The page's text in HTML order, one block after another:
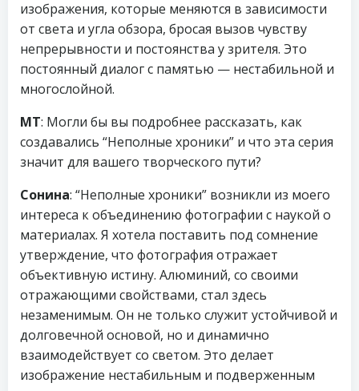
изображения, которые меняются в зависимости
от света и угла обзора, бросая вызов чувству
непрерывности и постоянства у зрителя. Это
постоянный диалог с памятью — нестабильной и
многослойной.
МТ: Могли бы вы подробнее рассказать, как
создавались “Неполные хроники” и что эта серия
значит для вашего творческого пути?
Сонина: “Неполные хроники” возникли из моего
интереса к объединению фотографии с наукой о
материалах. Я хотела поставить под сомнение
утверждение, что фотография отражает
объективную истину. Алюминий, со своими
отражающими свойствами, стал здесь
незаменимым. Он не только служит устойчивой и
долговечной основой, но и динамично
взаимодействует со светом. Это делает
изображение нестабильным и подверженным